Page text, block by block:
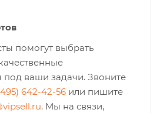
помогут выбрать
под ваши задачи. Звоните
642-42-56 или пишите
. Мы на связи,